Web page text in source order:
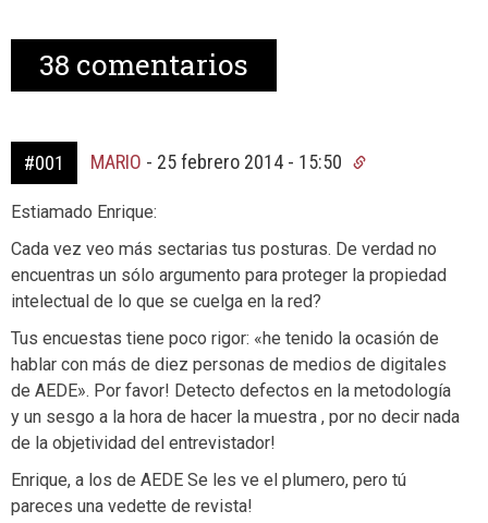
38 comentarios
#001 MARIO - 25 febrero 2014 - 15:50
Estiamado Enrique:
Cada vez veo más sectarias tus posturas. De verdad no
encuentras un sólo argumento para proteger la propiedad
intelectual de lo que se cuelga en la red?
Tus encuestas tiene poco rigor: «he tenido la ocasión de
hablar con más de diez personas de medios de digitales
de AEDE». Por favor! Detecto defectos en la metodología
y un sesgo a la hora de hacer la muestra , por no decir nada
de la objetividad del entrevistador!
Enrique, a los de AEDE Se les ve el plumero, pero tú
pareces una vedette de revista!